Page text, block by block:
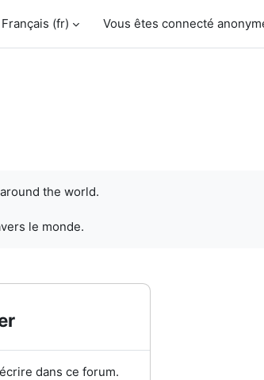
Français ‎(fr)‎ Vous êtes connecté
the world.
le monde.
dans ce forum.